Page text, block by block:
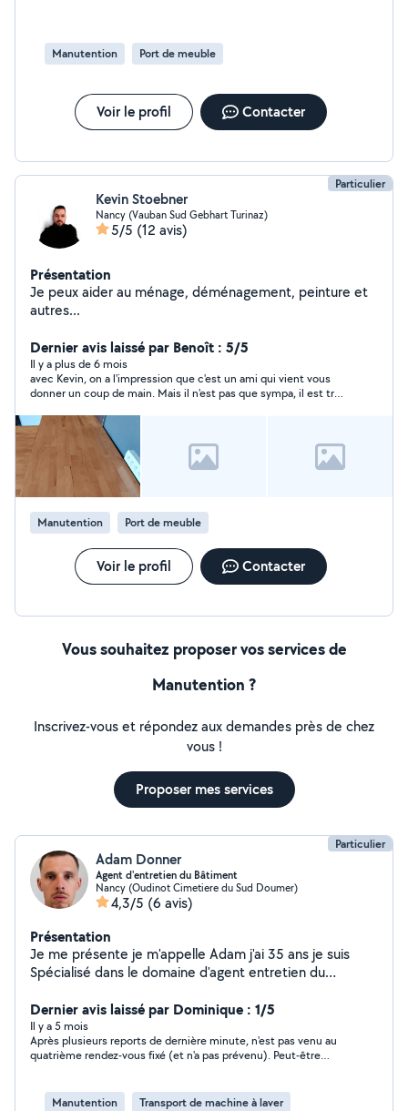
Manutention Port de meuble
Voir le profil Contacter
Particulier
Kevin Stoebner
Nancy (Vauban Sud Gebhart Turinaz)
5/5 (12 avis)
Présentation
Je peux aider au ménage, déménagement, peinture et
autres...
Dernier avis laissé par Benoît : 5/5
Il y a plus de 6 mois
avec Kevin, on a l'impression que c'est un ami qui vient vous
donner un coup de main. Mais il n'est pas que sympa, il est très
volonté pour tout faire et bien le faire. Je recommande
vivement et je referai appel à lui.
Manutention Port de meuble
Voir le profil Contacter
Vous souhaitez proposer vos services de
Manutention ?
Inscrivez-vous et répondez aux demandes près de chez
vous !
Proposer mes services
Particulier
Adam Donner
Agent d'entretien du Bâtiment
Nancy (Oudinot Cimetiere du Sud Doumer)
4,3/5 (6 avis)
Présentation
Je me présente je m'appelle Adam j'ai 35 ans je suis
Spécialisé dans le domaine d'agent entretien du
second oeuvre . J'habite sur le secteur de Nancy A ce
jour je n'est pas le permis mais je peut me déplacer en
trottinette ou en transport en commun je suis une
personne sérieuse volontaire travailleur responsable
s'investit énormément dans sont travaille seul ou en
Dernier avis laissé par Dominique : 1/5
Il y a 5 mois
Après plusieurs reports de dernière minute, n'est pas venu au
quatrième rendez-vous fixé (et n'a pas prévenu). Peut-être
Manutention Transport de machine à laver